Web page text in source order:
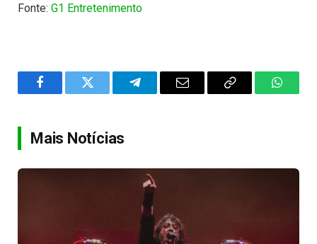
Fonte: G1 Entretenimento
FacebookTwitter TelegramEmail
Copy
Mais Notícias